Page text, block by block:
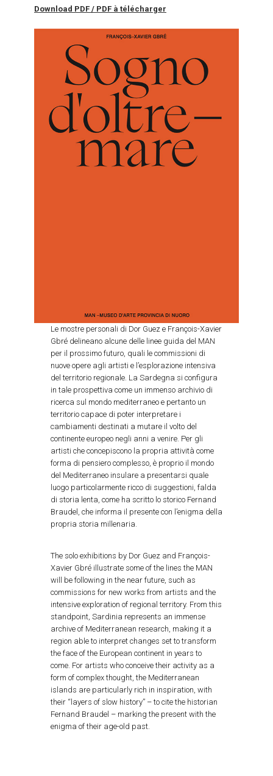
Download PDF / PDF à télécharger
Le mostre personali di Dor Guez e François-Xavier
Gbré delineano alcune delle linee guida del MAN
per il prossimo futuro, quali le commissioni di
nuove opere agli artisti e l’esplorazione intensiva
del territorio regionale. La Sardegna si configura
in tale prospettiva come un immenso archivio di
ricerca sul mondo mediterraneo e pertanto un
territorio capace di poter interpretare i
cambiamenti destinati a mutare il volto del
continente europeo negli anni a venire. Per gli
artisti che concepiscono la propria attività come
forma di pensiero complesso, è proprio il mondo
del Mediterraneo insulare a presentarsi quale
luogo particolarmente ricco di suggestioni, falda
di storia lenta, come ha scritto lo storico Fernand
Braudel, che informa il presente con l’enigma della
propria storia millenaria.
The solo exhibitions by Dor Guez and François-
Xavier Gbré illustrate some of the lines the MAN
will be following in the near future, such as
commissions for new works from artists and the
intensive exploration of regional territory. From this
standpoint, Sardinia represents an immense
archive of Mediterranean research, making it a
region able to interpret changes set to transform
the face of the European continent in years to
come. For artists who conceive their activity as a
form of complex thought, the Mediterranean
islands are particularly rich in inspiration, with
their “layers of slow history” – to cite the historian
Fernand Braudel – marking the present with the
enigma of their age-old past.